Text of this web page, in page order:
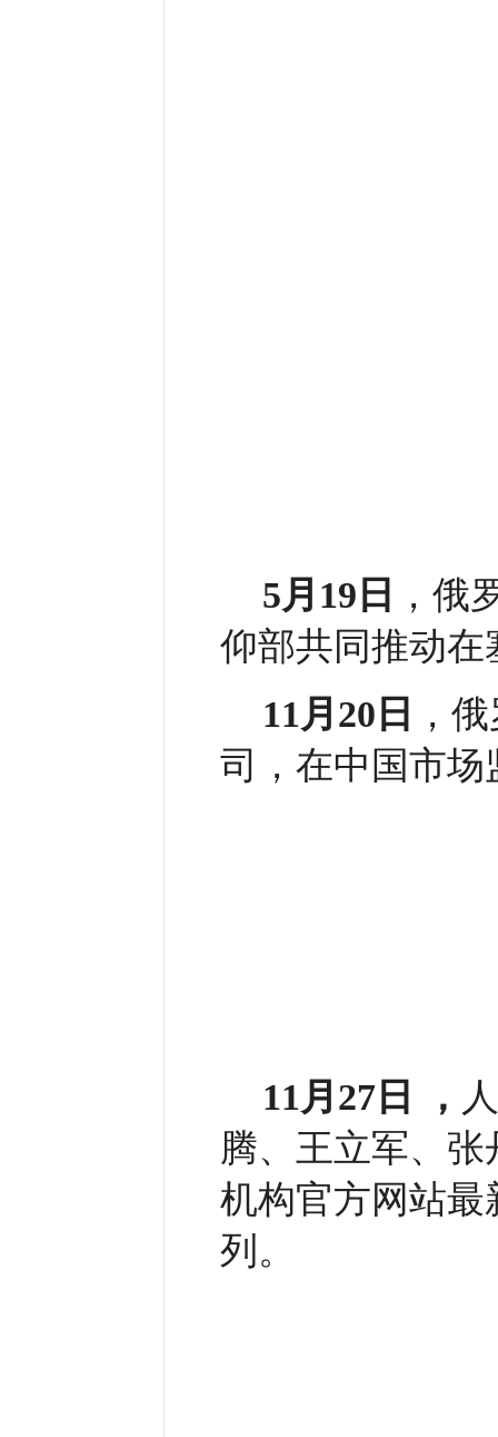
5月19日
，俄
仰部共同推动
11月20日
，
司，在中国市
11月27日 ，
腾、王立军、
机构官方网站最
列。